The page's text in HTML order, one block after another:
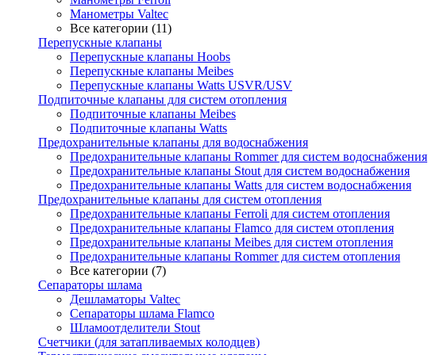
Манометры Valtec
Все категории (11)
Перепускные клапаны
Перепускные клапаны Hoobs
Перепускные клапаны Meibes
Перепускные клапаны Watts USVR/USV
Подпиточные клапаны для систем отопления
Подпиточные клапаны Meibes
Подпиточные клапаны Watts
Предохранительные клапаны для водоснабжения
Предохранительные клапаны Rommer для систем водоснабжения
Предохранительные клапаны Stout для систем водоснабжения
Предохранительные клапаны Watts для систем водоснабжения
Предохранительные клапаны для систем отопления
Предохранительные клапаны Ferroli для систем отопления
Предохранительные клапаны Flamco для систем отопления
Предохранительные клапаны Meibes для систем отопления
Предохранительные клапаны Rommer для систем отопления
Все категории (7)
Сепараторы шлама
Дешламаторы Valtec
Сепараторы шлама Flamco
Шламоотделители Stout
Счетчики (для затапливаемых колодцев)